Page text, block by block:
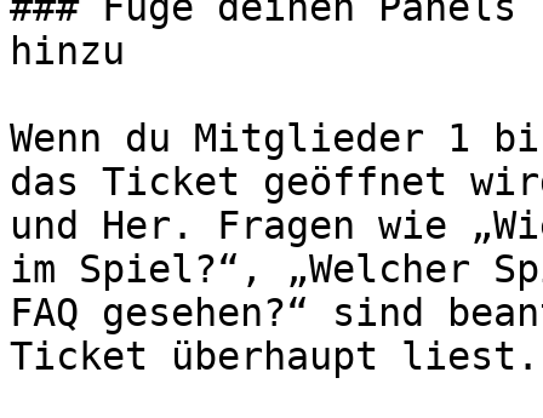
hinzu
Wenn du Mitglieder 1
das Ticket geöffnet
und Her. Fragen wie
im Spiel?“, „Welcher
FAQ gesehen?“ sind
Ticket überhaupt liest.